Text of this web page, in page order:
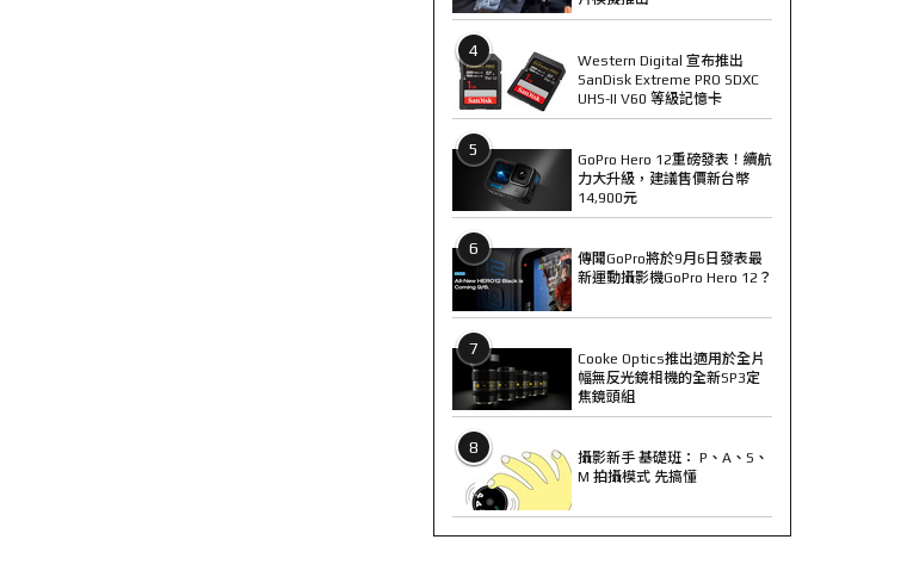
4
Western Digital 宣布推出
SanDisk Extreme PRO SDXC
UHS-II V60 等級記憶卡
5
GoPro Hero 12重磅發表！續航
力大升級，建議售價新台幣
14,900元
6
傳聞GoPro將於9月6日發表最
新運動攝影機GoPro Hero 12？
7
Cooke Optics推出適用於全片
幅無反光鏡相機的全新SP3定
焦鏡頭組
8
攝影新手 基礎班： P、A、S、
M 拍攝模式 先搞懂